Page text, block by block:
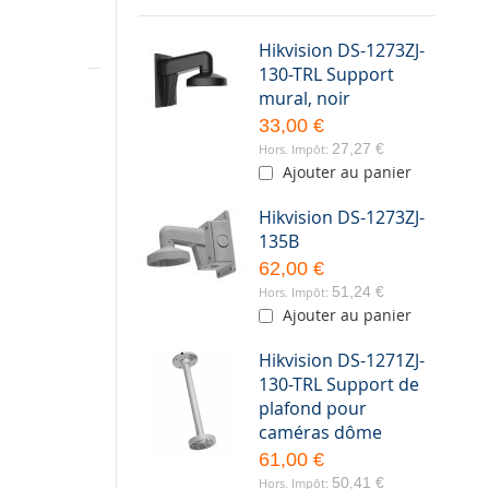
et
Hikvision DS-1273ZJ-
130-TRL Support
mural, noir
33,00 €
27,27 €
Ajouter au panier
Hikvision DS-1273ZJ-
135B
62,00 €
51,24 €
Ajouter au panier
Hikvision DS-1271ZJ-
130-TRL Support de
plafond pour
caméras dôme
61,00 €
50,41 €